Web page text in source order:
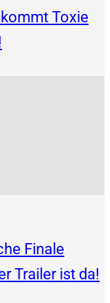
Toxie
Finale
Trailer ist da!